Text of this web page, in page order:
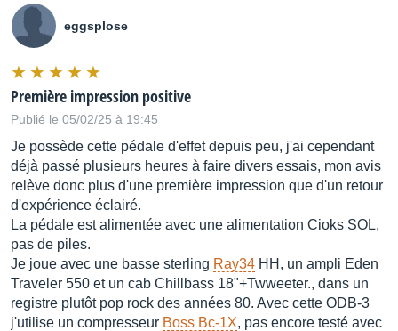
eggsplose
Première impression positive
Publié le 05/02/25 à 19:45
Je possède cette pédale d'effet depuis peu, j'ai cependant
déjà passé plusieurs heures à faire divers essais, mon avis
relève donc plus d'une première impression que d'un retour
d'expérience éclairé.
La pédale est alimentée avec une alimentation Cioks SOL,
pas de piles.
Je joue avec une basse sterling Ray34 HH, un ampli Eden
Traveler 550 et un cab Chillbass 18"+Twweeter., dans un
registre plutôt pop rock des années 80. Avec cette ODB-3
j'utilise un compresseur Boss Bc-1X, pas encore testé avec